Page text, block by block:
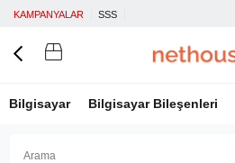
KAMPANYALAR SSS
Bilgisayar Bilgisayar Bileşenleri